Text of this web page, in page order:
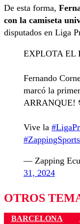
De esta forma,
con la camiseta
disputados en Liga
EXPLOTA EL
Fernando
marcó la
ARRANQUE!
Vive la
#ZappingSports
— Zapping
31, 2024
OTROS
BARCELONA